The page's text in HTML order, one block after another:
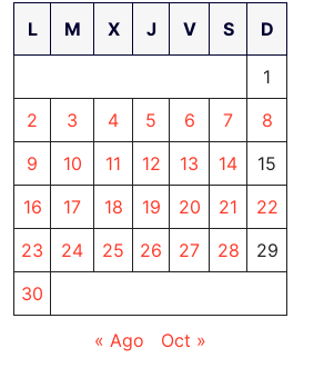
L M X J V S D
1
2
3 4 5 6 7
8
9
10 11 12 13 14
15
16
17 18 19 20 21
22
23
24 25 26 27 28
29
30
« Ago Oct »